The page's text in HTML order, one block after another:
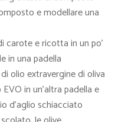
e modellare una
carote e ricotta in un po’
in una padella
olio extravergine di oliva
in un’altra padella e
d’aglio schiacciato